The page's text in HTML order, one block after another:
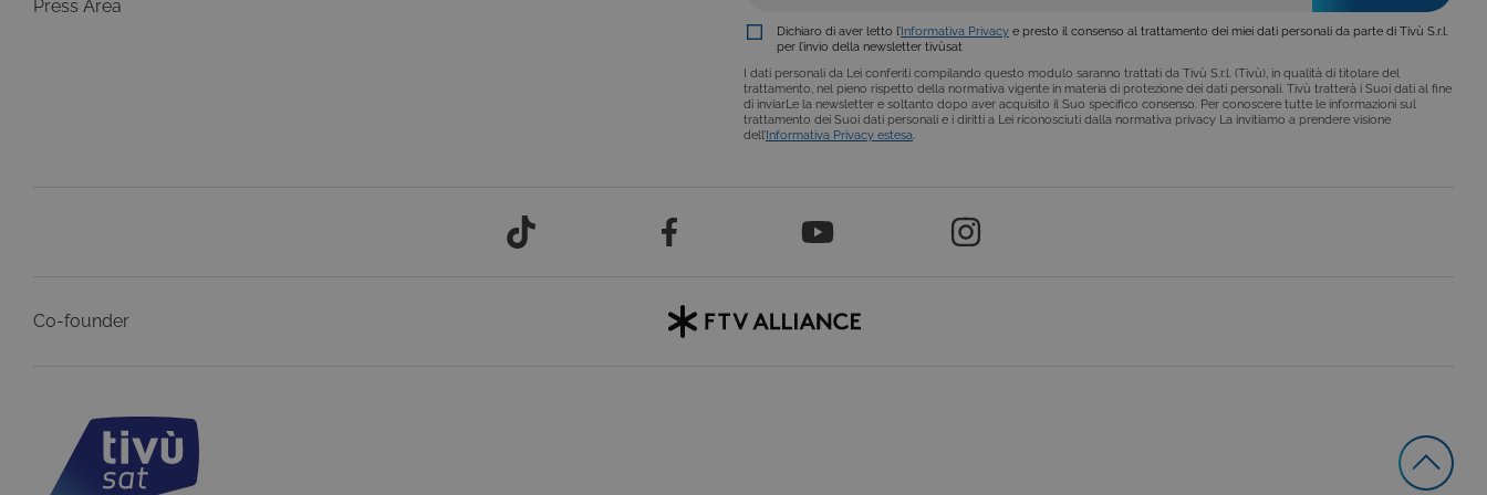
Press Area
Dichiaro di aver letto l’Informativa Privacy e presto il consenso al trattamento dei miei dati personali da parte di Tivù S.r.l.
per l’invio della newsletter tivùsat
I dati personali da Lei conferiti compilando questo modulo saranno trattati da Tivù S.r.l. (Tivù), in qualità di titolare del
trattamento, nel pieno rispetto della normativa vigente in materia di protezione dei dati personali. Tivù tratterà i Suoi dati al fine
di inviarLe la newsletter e soltanto dopo aver acquisito il Suo specifico consenso. Per conoscere tutte le informazioni sul
trattamento dei Suoi dati personali e i diritti a Lei riconosciuti dalla normativa privacy La invitiamo a prendere visione
dell’Informativa Privacy estesa
Co-founder
viene utilizzato per distinguere utenti unici assegnando un numero generato casualmente
come identificatore del cliente. È incluso in ogni richiesta di pagina in un sito e utilizzato per
calcolare i dati di visitatori, sessioni e campagne per i rapporti di analisi dei siti. Per
impostazione predefinita, è impostato per scadere dopo 2 anni, sebbene sia
personalizzabile dai proprietari di siti Web.